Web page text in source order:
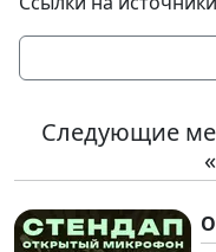
Следующие